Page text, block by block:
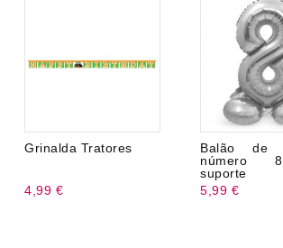
Grinalda Tratores
4,99 €
Balão de
número
suporte
5,99 €